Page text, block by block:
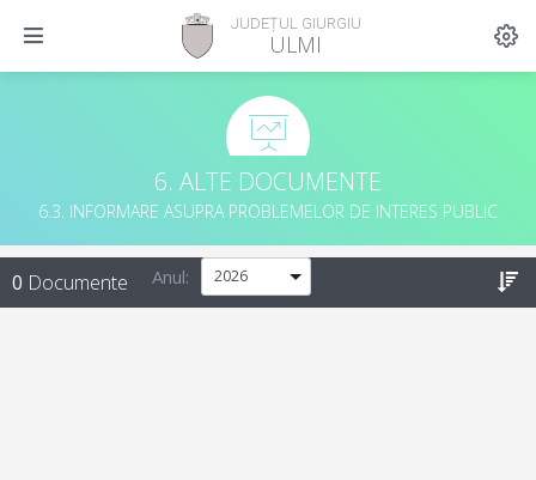
JUDEȚUL GIURGIU
ULMI
6. ALTE DOCUMENTE
6.3. INFORMARE ASUPRA PROBLEMELOR DE INTERES PUBLIC
0 Documente Anul: